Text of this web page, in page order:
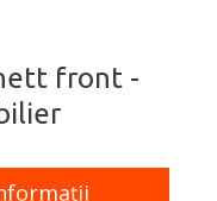
front -